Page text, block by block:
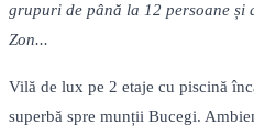
grupuri de până la 12 persoane și
Zon...
Vilă de lux pe 2 etaje cu piscină
superbă spre munții Bucegi.